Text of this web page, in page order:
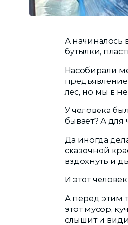
А начиналось
бутылки,
Насобирали
лес, но мы в
У человека
бывает? А для
Да иногда
сказочной
вздохнуть и
И этот
А перед этим
этот мусор,
слышит и